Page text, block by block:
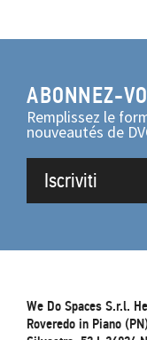
ABONNEZ-
Remplissez le
nouveautés de
Iscriviti
We Do Spaces S.r.l.
Roveredo in Piano